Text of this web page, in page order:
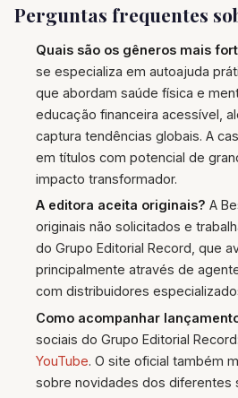
Perguntas frequentes
Quais são os gêneros mais
se especializa em autoajuda
que abordam saúde física e
educação financeira acessível,
captura tendências globais. A
em títulos com potencial de
impacto transformador.
A editora aceita originais? A
originais não solicitados e
do Grupo Editorial Record, que
principalmente através de
com distribuidores
Como acompanhar
sociais do Grupo Editorial Record:
YouTube. O site oficial também
sobre novidades dos diferentes